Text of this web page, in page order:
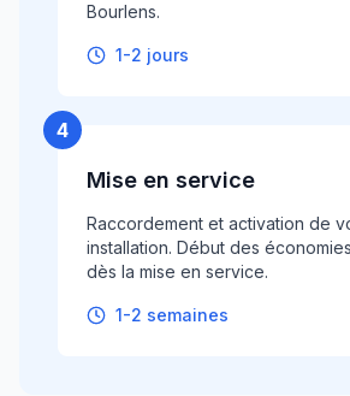
Bourlens.
1-2 jours
4
Mise en service
Raccordement et activation de
installation. Début des
dès la mise en service.
1-2 semaines